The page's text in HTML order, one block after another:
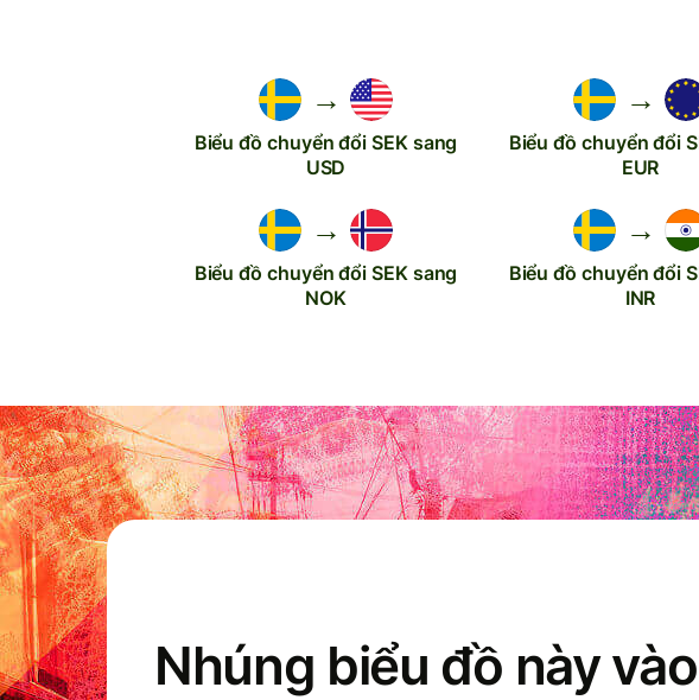
→
Biểu đồ chuyển đổi SEK sang
USD
→
Biểu đồ chuyển đổi
EUR
→
Biểu đồ chuyển đổi SEK sang
NOK
→
Biểu đồ chuyển đổi
INR
Nhúng biểu đồ này vào